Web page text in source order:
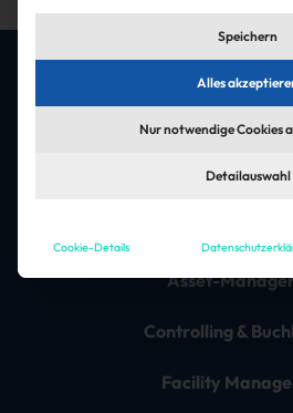
Asset-
Controlling &
Facility
Speichern
Alles
Nur notwendige Cookies
Detailauswahl
Cookie-Details